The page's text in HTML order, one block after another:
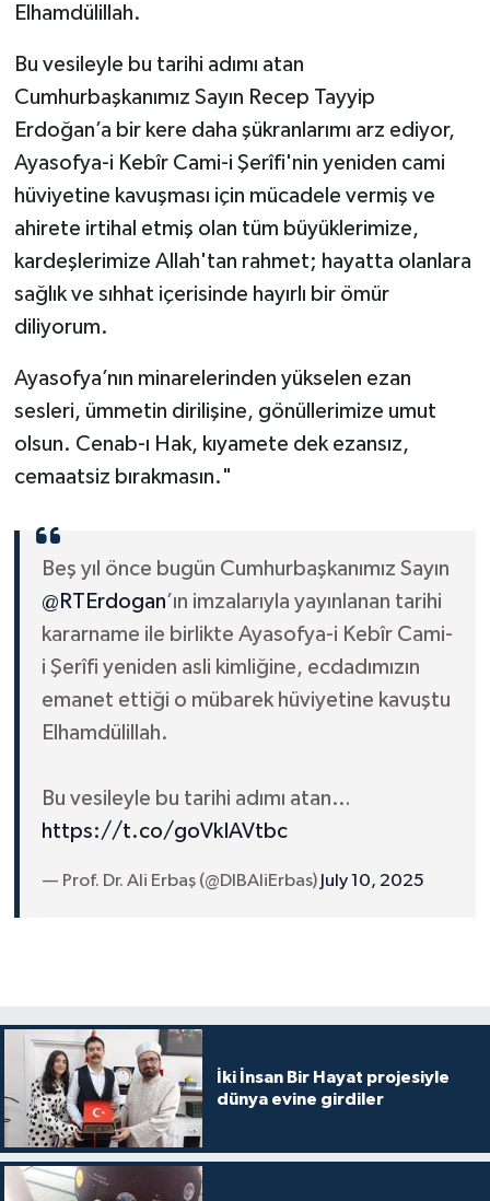
Elhamdülillah.
Bu vesileyle bu tarihi adımı atan
Cumhurbaşkanımız Sayın Recep Tayyip
Erdoğan’a bir kere daha şükranlarımı arz ediyor,
Ayasofya-i Kebîr Cami-i Şerîfi'nin yeniden cami
hüviyetine kavuşması için mücadele vermiş ve
ahirete irtihal etmiş olan tüm büyüklerimize,
kardeşlerimize Allah'tan rahmet; hayatta olanlara
sağlık ve sıhhat içerisinde hayırlı bir ömür
diliyorum.
Ayasofya’nın minarelerinden yükselen ezan
sesleri, ümmetin dirilişine, gönüllerimize umut
olsun. Cenab-ı Hak, kıyamete dek ezansız,
cemaatsiz bırakmasın."
Beş yıl önce bugün Cumhurbaşkanımız Sayın
@RTErdogan’ın imzalarıyla yayınlanan tarihi
kararname ile birlikte Ayasofya-i Kebîr Cami-
i Şerîfi yeniden asli kimliğine, ecdadımızın
emanet ettiği o mübarek hüviyetine kavuştu
Elhamdülillah.
Bu vesileyle bu tarihi adımı atan…
https://t.co/goVkIAVtbc
— Prof. Dr. Ali Erbaş (@DIBAliErbas) July 10, 2025
İki İnsan Bir Hayat projesiyle
dünya evine girdiler
Çankırı Müftülüğü
Çorum Müftülüğü
Denizli Müftülüğü
Diyarbakır Müftülüğü
Düzce Müftülüğü
Edirne Müftülüğü
Erzincan Müftülüğü
Erzurum Müftülüğü
Eskişehir Müftülüğü
Giresun Müftülüğü
Hakkari Müftülüğü
Hatay Müftülüğü
İstanbul Müftülüğü
İzmir Müftülüğü
Kahramanmaraş Müftülüğü
Bilim, Teknoloji
Biyografiler
Diyanet TV
İhtida Haberleri
YAŞAM